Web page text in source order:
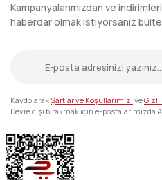
Kampanyalarımızdan ve
haberdar olmak istiyorsanız
KaydolarakŞartlar ve Koşullarımızı ve
Devre dışı bırakmak için e-postalarımızda